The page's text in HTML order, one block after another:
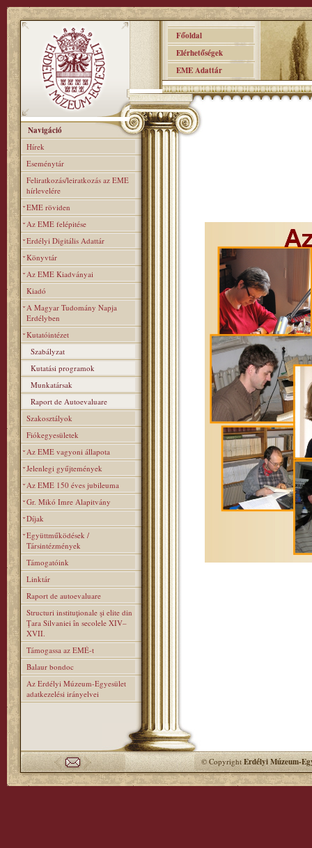
Főoldal
Elérhetőségek
EME Adattár
Navigáció
Hírek
Eseménytár
Feliratkozás/leiratkozás az EME
hírlevelére
EME röviden
Az EME felépitése
Erdélyi Digitális Adattár
Könyvtár
Az EME Kiadványai
Kiadó
A Magyar Tudomány Napja
Erdélyben
Kutatóintézet
Szabályzat
Kutatási programok
Munkatársak
Raport de Autoevaluare
Szakosztályok
Fiókegyesületek
Az EME vagyoni állapota
Jelenlegi gyűjtemények
Az EME 150 éves jubileuma
Gr. Mikó Imre Alapitvány
Díjak
Együttműködések /
Társintézmények
Támogatóink
Linktár
Raport de autoevaluare
Structuri instituţionale şi elite din
Ţara Silvaniei în secolele XIV–
XVII.
Támogassa az EMÉ-t
Balaur bondoc
Az Erdélyi Múzeum-Egyesület
adatkezelési irányelvei
© CopyrightErdélyi Múzeum-